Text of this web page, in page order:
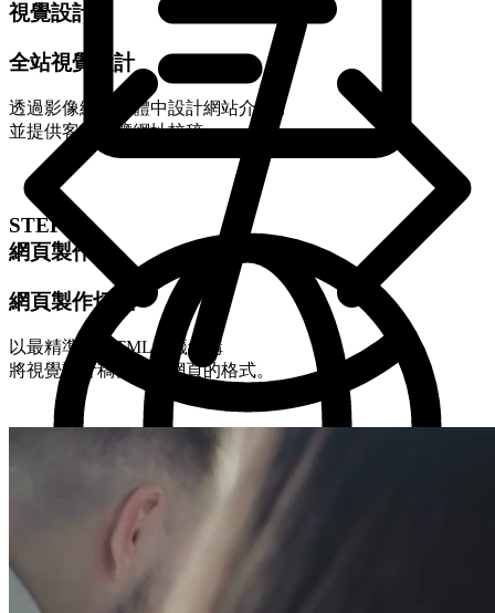
視覺設計
全站視覺設計
透過影像編輯軟體中設計網站介面，
並提供客戶預覽網址校稿。
STEP-2
網頁製作
網頁製作切版
以最精準的 HTML標籤結構
將視覺設計稿轉換成網頁的格式。
程式化與後台製作
我們開發後台力求精簡好用，讓客戶第一次使用就上手。